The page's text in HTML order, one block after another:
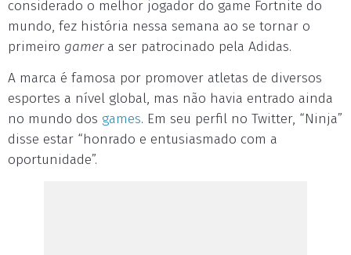
considerado o melhor jogador do game Fortnite do
mundo, fez história nessa semana ao se tornar o
primeiro gamer a ser patrocinado pela Adidas.
A marca é famosa por promover atletas de diversos
esportes a nível global, mas não havia entrado ainda
no mundo dos games. Em seu perfil no Twitter, “Ninja”
disse estar “honrado e entusiasmado com a
oportunidade”.